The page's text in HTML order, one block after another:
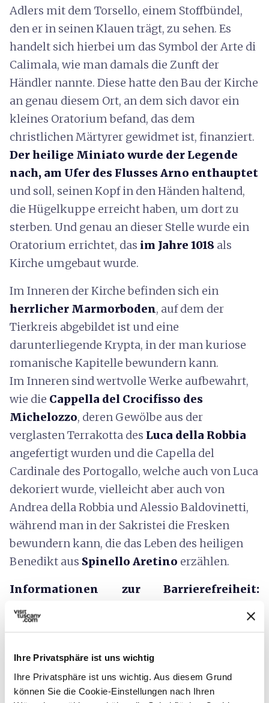
Ihre Privatsphäre ist uns wichtig
Ihre Privatsphäre ist uns wichtig. Aus diesem Grund
können Sie die Cookie-Einstellungen nach Ihren
Adlers mit dem Torsello, einem Stoffbündel,
den er in seinen Klauen trägt, zu sehen. Es
handelt sich hierbei um das Symbol der Arte di
Calimala, wie man damals die Zunft der
Händler nannte. Diese hatte den Bau der Kirche
an genau diesem Ort, an dem sich davor ein
kleines Oratorium befand, das dem
christlichen Märtyrer gewidmet ist, finanziert.
Der heilige Miniato wurde der Legende
nach, am Ufer des Flusses Arno enthauptet
und soll, seinen Kopf in den Händen haltend,
die Hügelkuppe erreicht haben, um dort zu
sterben. Und genau an dieser Stelle wurde ein
Oratorium errichtet, das im Jahre 1018 als
Kirche umgebaut wurde.
Im Inneren der Kirche befinden sich ein
herrlicher Marmorboden, auf dem der
Tierkreis abgebildet ist und eine
darunterliegende Krypta, in der man kuriose
romanische Kapitelle bewundern kann.
Im Inneren sind wertvolle Werke aufbewahrt,
wie die Cappella del Crocifisso des
Michelozzo, deren Gewölbe aus der
verglasten Terrakotta des Luca della Robbia
angefertigt wurden und die Capella del
Cardinale des Portogallo, welche auch von Luca
dekoriert wurde, vielleicht aber auch von
Andrea della Robbia und Alessio Baldovinetti,
während man in der Sakristei die Fresken
bewundern kann, die das Leben des heiligen
Benedikt aus Spinello Aretino erzählen.
Informationen zur Barrierefreiheit:
feelflorence.it